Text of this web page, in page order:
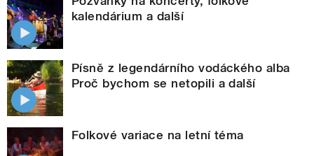
kalendárium a další
Písně z legendárního vodáckého alba
Proč bychom se netopili a další
Folkové variace na letní téma